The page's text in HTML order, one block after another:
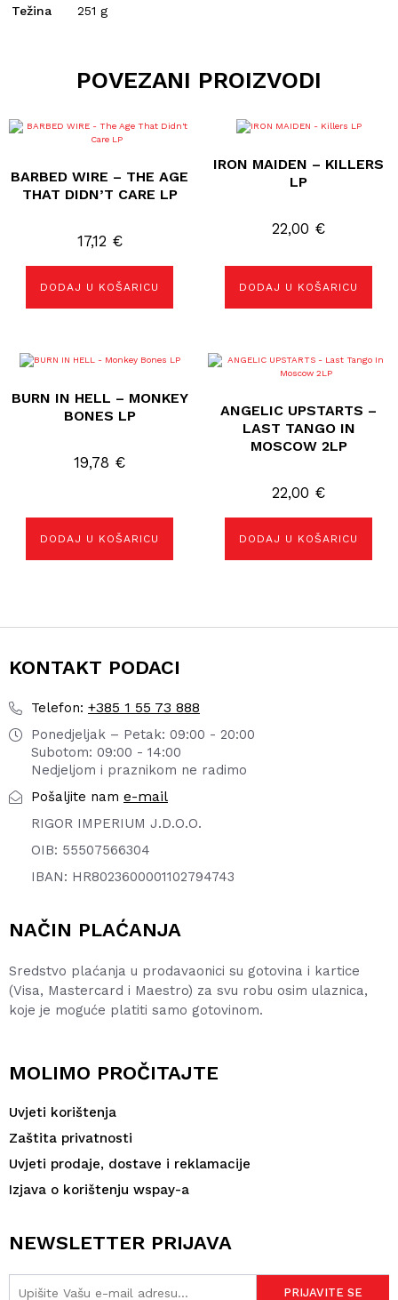
Težina 251 g
POVEZANI PROIZVODI
BARBED WIRE – THE AGE
THAT DIDN’T CARE LP
17,12 €
DODAJ U KOŠARICU
IRON MAIDEN – KILLERS
LP
22,00 €
DODAJ U KOŠARICU
BURN IN HELL – MONKEY
BONES LP
19,78 €
DODAJ U KOŠARICU
ANGELIC UPSTARTS –
LAST TANGO IN
MOSCOW 2LP
22,00 €
DODAJ U KOŠARICU
KONTAKT PODACI
Telefon: +385 1 55 73 888
Ponedjeljak – Petak: 09:00 - 20:00
Subotom: 09:00 - 14:00
Nedjeljom i praznikom ne radimo
Pošaljite nam e-mail
RIGOR IMPERIUM J.D.O.O.
OIB: 55507566304
IBAN: HR8023600001102794743
NAČIN PLAĆANJA
Sredstvo plaćanja u prodavaonici su gotovina i kartice
(Visa, Mastercard i Maestro) za svu robu osim ulaznica,
koje je moguće platiti samo gotovinom.
MOLIMO PROČITAJTE
Uvjeti korištenja
Zaštita privatnosti
Uvjeti prodaje, dostave i reklamacije
Izjava o korištenju wspay-a
NEWSLETTER PRIJAVA